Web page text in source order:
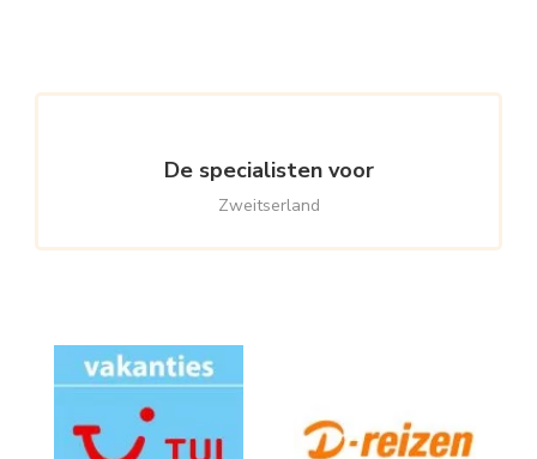
De specialisten voor
Zweitserland